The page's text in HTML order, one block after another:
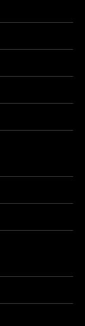
だ一閃で相
アクション
凜と咲く。美
もっとも凄
れ。短いセン
さらに伝助
が楽しめる
と。なにもか
した。
でいると、
いきなり変
ょこちょこと
にまで参加